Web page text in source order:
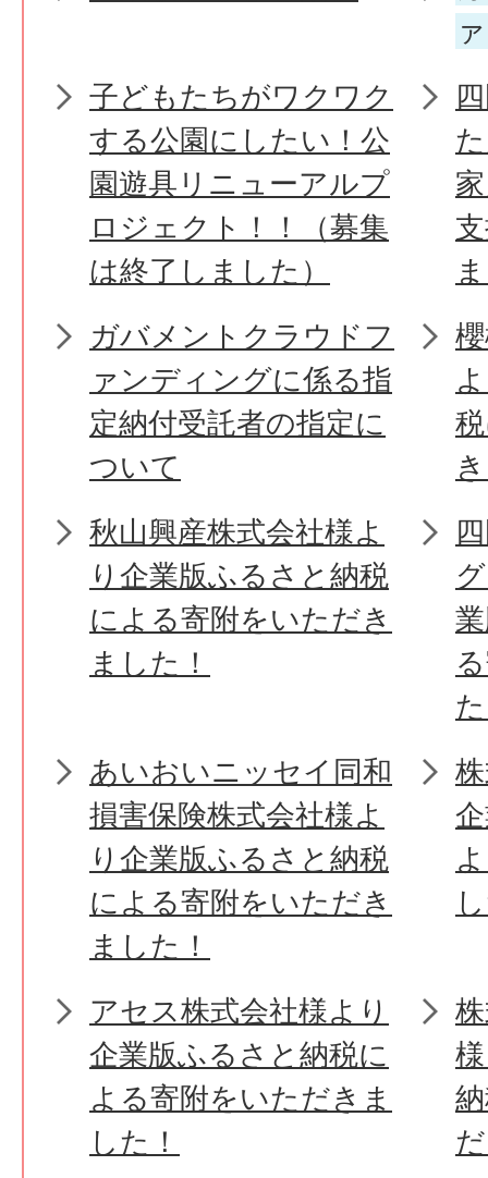
子どもたちがワクワク
する公園にしたい！公
園遊具リニューアルプ
ロジェクト！！（募集
は終了しました）
ガバメントクラウドフ
ァンディングに係る指
定納付受託者の指定に
ついて
秋山興産株式会社様よ
り企業版ふるさと納税
による寄附をいただき
ました！
あいおいニッセイ同和
損害保険株式会社様よ
り企業版ふるさと納税
による寄附をいただき
ました！
アセス株式会社様より
企業版ふるさと納税に
よる寄附をいただきま
した！